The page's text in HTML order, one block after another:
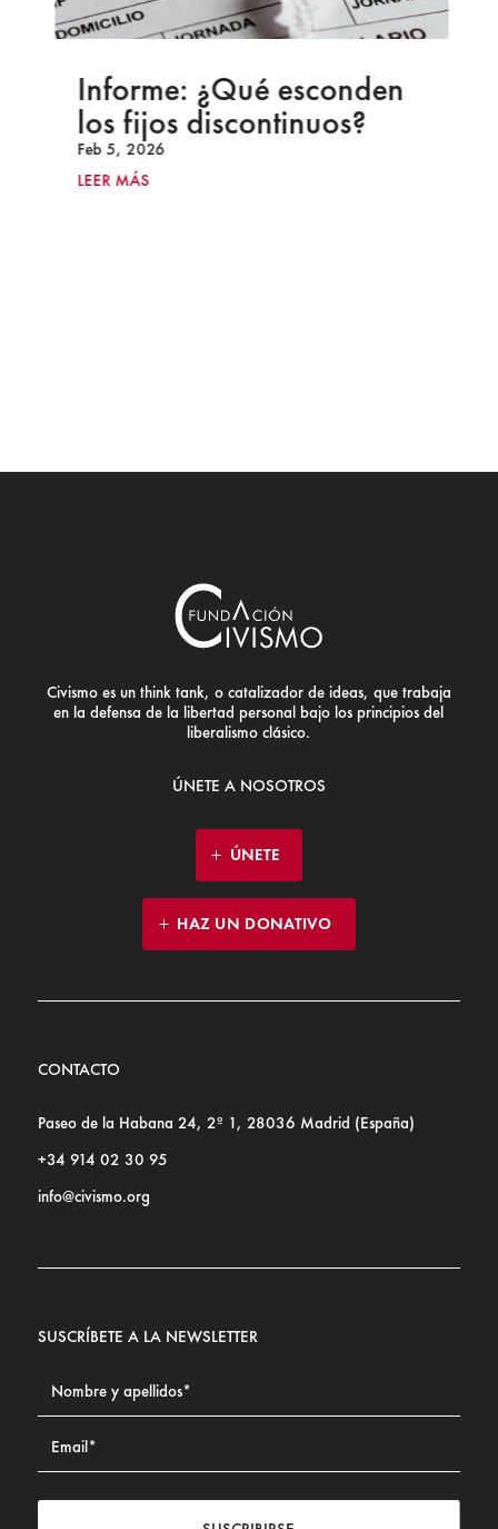
Informe: ¿Qué esconden
los fijos discontinuos?
Feb 5, 2026
LEER MÁS
Civismo es un think tank, o catalizador de ideas, que trabaja
en la defensa de la libertad personal bajo los principios del
liberalismo clásico.
ÚNETE A NOSOTROS
ÚNETE
HAZ UN DONATIVO
CONTACTO
Paseo de la Habana 24, 2º 1, 28036 Madrid (España)
+34 914 02 30 95
info@civismo.org
SUSCRÍBETE A LA NEWSLETTER